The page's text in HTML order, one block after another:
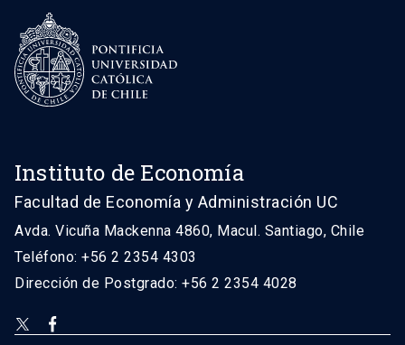
Instituto de Economía
Facultad de Economía y Administración UC
Avda. Vicuña Mackenna 4860, Macul. Santiago, Chile
Teléfono: +56 2 2354 4303
Dirección de Postgrado: +56 2 2354 4028